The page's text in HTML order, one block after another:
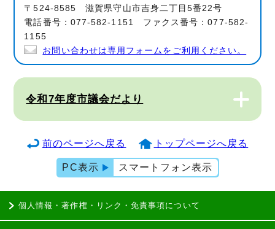
〒524-8585 滋賀県守山市吉身二丁目5番22号
電話番号：077-582-1151 ファクス番号：077-582-
1155
お問い合わせは専用フォームをご利用ください。
令和7年度市議会だより
前のページへ戻る トップページへ戻る
PC表示 スマートフォン表示
個人情報・著作権・リンク・免責事項について